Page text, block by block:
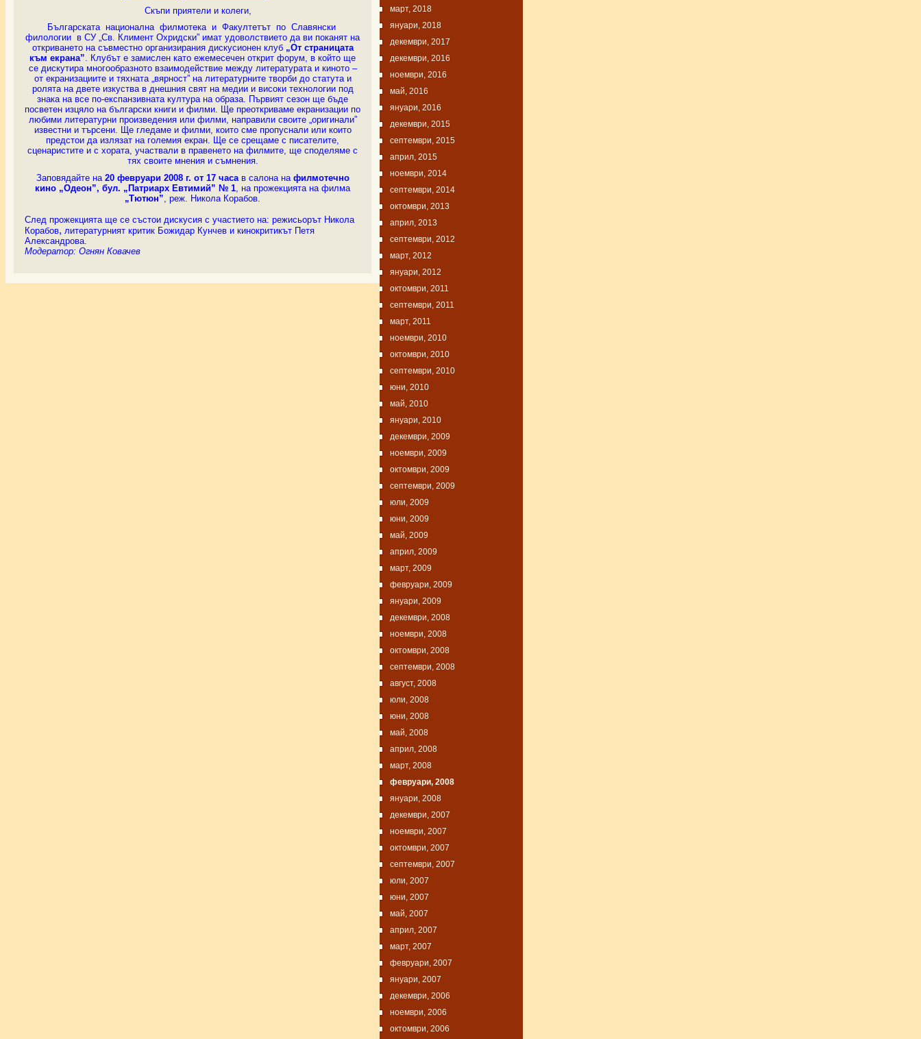
март, 2018
януари, 2018
декември, 2017
декември, 2016
ноември, 2016
май, 2016
януари, 2016
декември, 2015
септември, 2015
април, 2015
ноември, 2014
септември, 2014
октомври, 2013
април, 2013
септември, 2012
март, 2012
януари, 2012
октомври, 2011
септември, 2011
март, 2011
ноември, 2010
октомври, 2010
септември, 2010
юни, 2010
май, 2010
януари, 2010
декември, 2009
ноември, 2009
октомври, 2009
септември, 2009
юли, 2009
юни, 2009
май, 2009
април, 2009
март, 2009
февруари, 2009
януари, 2009
декември, 2008
ноември, 2008
октомври, 2008
септември, 2008
август, 2008
юли, 2008
юни, 2008
май, 2008
април, 2008
март, 2008
февруари, 2008
януари, 2008
декември, 2007
ноември, 2007
октомври, 2007
септември, 2007
юли, 2007
юни, 2007
май, 2007
април, 2007
март, 2007
февруари, 2007
януари, 2007
декември, 2006
ноември, 2006
октомври, 2006
Скъпи приятели и колеги,
Българската национална филмотека и Факултетът по Славянски
филологии в СУ „Св. Климент Охридски” имат удоволствието да ви поканят на
откриването на съвместно организирания дискусионен клуб „От страницата
към екрана”. Клубът е замислен като ежемесечен открит форум, в който ще
се дискутира многообразното взаимодействие между литературата и киното –
от екранизациите и тяхната „вярност” на литературните творби до статута и
ролята на двете изкуства в днешния свят на медии и високи технологии под
знака на все по-експанзивната култура на образа. Първият сезон ще бъде
посветен изцяло на български книги и филми. Ще преоткриваме екранизации по
любими литературни произведения или филми, направили своите „оригинали”
известни и търсени. Ще гледаме и филми, които сме пропуснали или които
предстои да излязат на големия екран. Ще се срещаме с писателите,
сценаристите и с хората, участвали в правенето на филмите, ще споделяме с
тях своите мнения и съмнения.
Заповядайте на 20 февруари 2008 г. от 17 часав салона на филмотечно
кино „Одеон”, бул. „Патриарх Евтимий” № 1 , на прожекцията на филма
„Тютюн” , реж. Никола Корабов
След прожекцията ще се състои дискусия с участието на: режисьорът Никола
Корабов, литературният критик Божидар Кунчев и кинокритикът Петя
Александрова.
Модератор: Огнян Ковачев